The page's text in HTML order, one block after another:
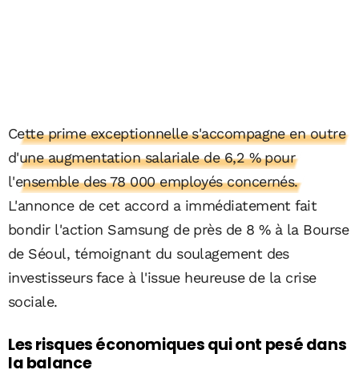
Cette prime exceptionnelle s'accompagne en outre
d'une augmentation salariale de 6,2 % pour
l'ensemble des 78 000 employés concernés.
L'annonce de cet accord a immédiatement fait
bondir l'action Samsung de près de 8 % à la Bourse
de Séoul, témoignant du soulagement des
investisseurs face à l'issue heureuse de la crise
sociale.
Les risques économiques qui ont pesé dans
la balance